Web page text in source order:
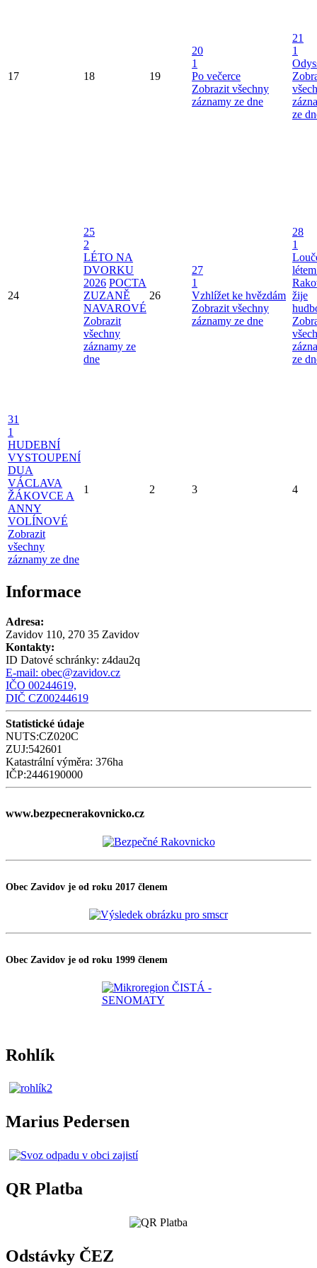
17 18 19
20
1
Po večerce
Zobrazit všechny
záznamy ze dne
21
1
ze
24
25
2
LÉTO NA
DVORKU
2026 POCTA
ZUZANĚ
NAVAROVÉ
Zobrazit
všechny
záznamy ze
dne
26
27
1
Vzhlížet ke hvězdám
Zobrazit všechny
záznamy ze dne
28
1
žije
ze
31
1
HUDEBNÍ
VYSTOUPENÍ
DUA
VÁCLAVA
ŽÁKOVCE A
ANNY
VOLÍNOVÉ
Zobrazit
všechny
záznamy ze dne
1 2 3 4
Informace
Adresa:
Zavidov 110, 270 35 Zavidov
Kontakty:
ID Datové schránky: z4dau2q
E-mail: obec@zavidov.cz
IČO 00244619,
DIČ CZ00244619
Statistické údaje
NUTS:CZ020C
ZUJ:542601
Katastrální výměra: 376ha
IČP:2446190000
www.bezpecnerakovnicko.cz
Obec Zavidov je od roku 2017 členem
Obec Zavidov je od roku 1999 členem
Rohlík
Marius Pedersen
QR Platba
Odstávky ČEZ